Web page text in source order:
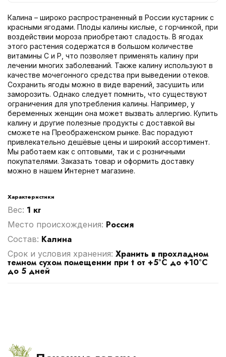
Калина – широко распространенный в России кустарник с
красными ягодами. Плоды калины кислые, с горчинкой, при
воздействии мороза приобретают сладость. В ягодах
этого растения содержатся в большом количестве
витамины С и Р, что позволяет применять калину при
лечении многих заболеваний. Также калину используют в
качестве мочегонного средства при выведении отеков.
Сохранить ягоды можно в виде варений, засушить или
заморозить. Однако следует помнить, что существуют
ограничения для употребления калины. Например, у
беременных женщин она может вызвать аллергию. Купить
калину и другие полезные продукты с доставкой вы
сможете на Преображенском рынке. Вас порадуют
привлекательно дешёвые цены и широкий ассортимент.
Мы работаем как с оптовыми, так и с розничными
покупателями. Заказать товар и оформить доставку
можно в нашем Интернет магазине.
Характеристики
Вес: 1 кг
Место происхождения: Россия
Cостав: Калина
Срок и условия хранения: Хранить в прохладном
темном сухом помещении при t от +5°C до +10°C
до 5 дней